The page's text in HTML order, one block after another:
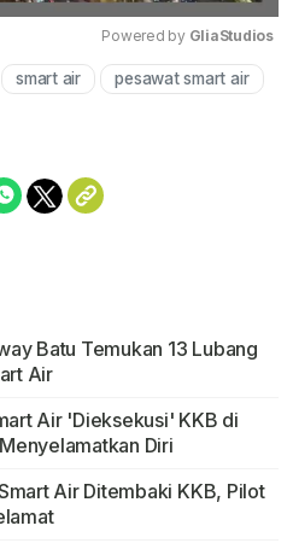
Mute
Powered by GliaStudios
smart air pesawat smart air
Batu Temukan 13 Lubang
Air
Air 'Dieksekusi' KKB di
Diri
Air Ditembaki KKB, Pilot